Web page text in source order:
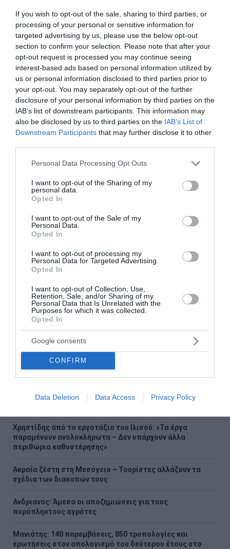
If you wish to opt-out of the sale, sharing to third parties, or
processing of your personal or sensitive information for
targeted advertising by us, please use the below opt-out
section to confirm your selection. Please note that after your
opt-out request is processed you may continue seeing
interest-based ads based on personal information utilized by
us or personal information disclosed to third parties prior to
your opt-out. You may separately opt-out of the further
disclosure of your personal information by third parties on the
IAB’s list of downstream participants. This information may
also be disclosed by us to third parties on the IAB’s List of
Downstream Participants that may further disclose it to other
Please note that this website/app uses one or more Google
not limited to your visit or usage behaviour. You may click to
grant or deny consent to Google and its third-party tags to
use your data for below specified purposes in below Google
consent section.
Personal Data Processing Opt Outs
I want to opt-out of the Sharing of my
personal data.
Opted In
I want to opt-out of the Sale of my
Personal Data.
Opted In
I want to opt-out of processing my
Personal Data for Targeted Advertising.
Opted In
I want to opt-out of Collection, Use,
Retention, Sale, and/or Sharing of my
Personal Data that Is Unrelated with the
Purposes for which it was collected.
Opted In
Google consents
CONFIRM
Data Deletion Data Access Privacy Policy
δίκαιες και ισορροπημένες, λαμβάνοντας υπόψη
τις νομικές και οικονομικές πτυχές του θέματος. Η
απόφαση του Ανώτατου Δικαστηρίου αναμένεται
να είναι κρίσιμη για την επίλυση της κατάστασης.
Appodixi: Άνω των 165.000 οι καταγγελίες για
παρατυπίες - Έως 3.000 ευρώ τα ποσά
επιβράβευσης
Έρχεται διπλή αλλαγή στις εισφορές – Τι θα
ισχύσει για τους μισθωτούς, τι εξετάζεται για
«Κοινωνικός Τουρισμός»: Μέχρι πότε μπορούν να
2023
Ακολουθήστε το Lykavitos.gr
στο Google News
και μάθετε πρώτοι όλες τις
ειδήσεις
Ροή ειδήσεων
ΠΑΣΟΚ: Βάφτισαν "επιτυχία" τη μεταφορά του
λογαριασμού της ρήτρας διαφυγής στους πολίτες
Η πρώην αρραβωνιαστικιά του Ντόντσιτς διεκδικεί,
σύμφωνα με δημοσιεύματα, 50 εκατ. δολάρια
«Σαφάρι» ελέγχων στις παραλίες: 1.500 αυτοψίες, drones
Χρηστίδης από το εργοτάξιο του Ιλισού: «Τα έργα
παραμένουν ανολοκλήρωτα – Δεν υπάρχουν άλλα
περιθώρια καθυστέρησης»
Ακραία ζέστη στη Μεσόγειο – Τουρίστες αλλάζουν τα
σχέδια των διακοπών τους
Ανδριανός: Άμεσα οι αποζημιώσεις για τους
πυρόπληκτους αγρότες
Μανιάτης: 140 παρεμβάσεις, 850 τροπολογίες και
ερωτήσεις στον απολογισμό του δεύτερου έτους στο